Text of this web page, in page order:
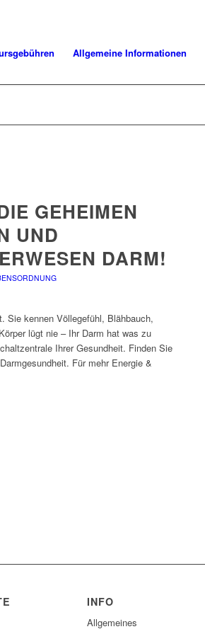
Allgemeine Informationen
GEHEIMEN
UND
DARM!
Sie kennen Völlegefühl, Blähbauch,
lügt nie – Ihr Darm hat was zu
Ihrer Gesundheit. Finden Sie
Für mehr Energie &
INFO
Allgemeines